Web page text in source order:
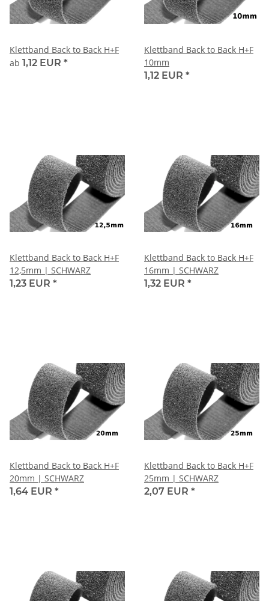
Klettband Back to Back H+F
ab 1,12 EUR *
Klettband Back to Back H+F
10mm
1,12 EUR *
Klettband Back to Back H+F
12,5mm | SCHWARZ
1,23 EUR *
Klettband Back to Back H+F
16mm | SCHWARZ
1,32 EUR *
Klettband Back to Back H+F
20mm | SCHWARZ
1,64 EUR *
Klettband Back to Back H+F
25mm | SCHWARZ
2,07 EUR *